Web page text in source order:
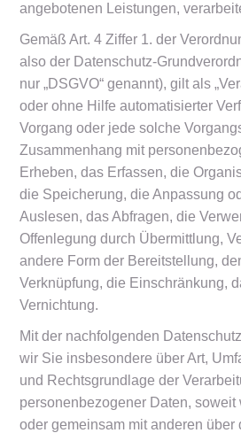
angebotenen Leistungen,
Gemäß Art. 4 Ziffer 1. der
also der Datenschutz-
nur „DSGVO“ genannt), gilt als
oder ohne Hilfe automatisierter
Vorgang oder jede solche
Zusammenhang mit
Erheben, das Erfassen, die
die Speicherung, die Anpassung
Auslesen, das Abfragen, die
Offenlegung durch Übermittlung,
andere Form der Bereitstellung,
Verknüpfung, die Einschränkung,
Vernichtung.
Mit der nachfolgenden
wir Sie insbesondere über Art,
und Rechtsgrundlage der
personenbezogener Daten,
oder gemeinsam mit anderen über